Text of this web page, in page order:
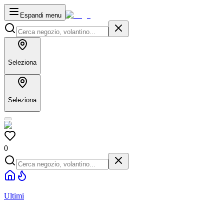
Espandi menu
Seleziona
Seleziona
0
Ultimi